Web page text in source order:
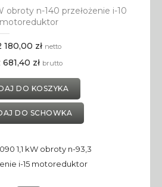
obroty n-140 przełożenie i-10
motoreduktor
180,00 zł netto
681,40 zł brutto
DO KOSZYKA
DO SCHOWKA